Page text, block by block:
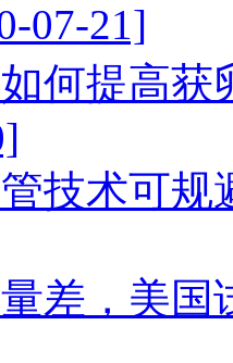
07-21]
何提高获
技术可规
差，美国